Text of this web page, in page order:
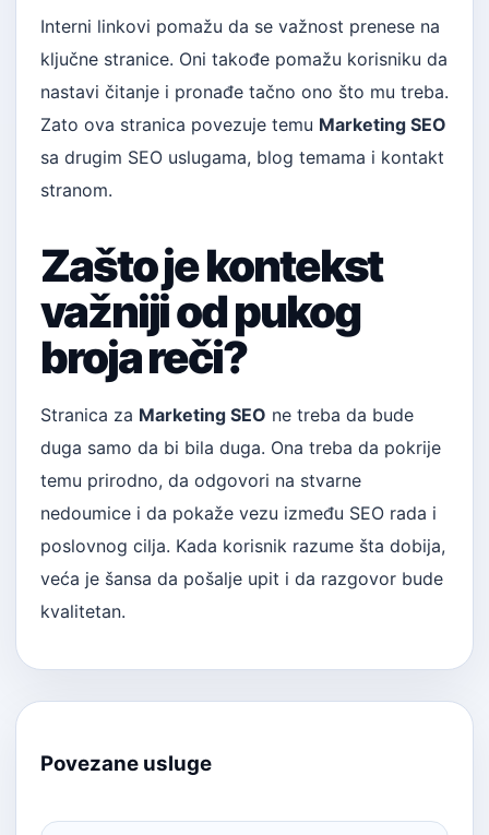
Interni linkovi pomažu da se važnost prenese na
ključne stranice. Oni takođe pomažu korisniku da
nastavi čitanje i pronađe tačno ono što mu treba.
Zato ova stranica povezuje temu Marketing SEO
sa drugim SEO uslugama, blog temama i kontakt
stranom.
Zašto je kontekst
važniji od pukog
broja reči?
Stranica za Marketing SEO ne treba da bude
duga samo da bi bila duga. Ona treba da pokrije
temu prirodno, da odgovori na stvarne
nedoumice i da pokaže vezu između SEO rada i
poslovnog cilja. Kada korisnik razume šta dobija,
veća je šansa da pošalje upit i da razgovor bude
kvalitetan.
Povezane usluge